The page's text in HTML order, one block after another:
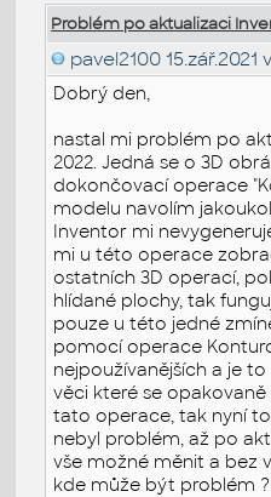
Problém po aktualizaci
pavel2100 15.zář.2021
Dobrý den,
nastal mi problém po
2022. Jedná se o 3D
dokončovací operace
modelu navolím
Inventor mi
mi u této operace
ostatních 3D operací,
hlídané plochy, tak
pouze u této jedné
pomocí operace
nejpoužívanějších a je
věci které se
tato operace, tak nyní
nebyl problém, až po
vše možné měnit a bez
kde může být problém